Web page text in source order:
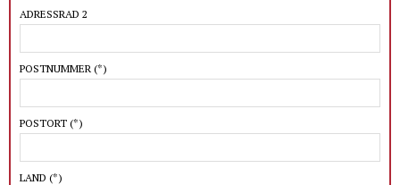
ADRESSRAD 2
POSTNUMMER (*)
POSTORT (*)
LAND (*)